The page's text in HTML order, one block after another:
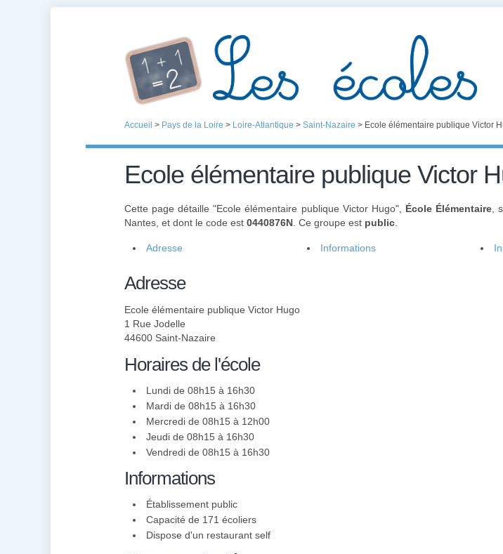
Accueil > Pays de la Loire > Loire-Atlantique > Saint-Nazaire > Ecole élémentaire publique Victor
Ecole élémentaire publique Victor
Cette page détaille "Ecole élémentaire publique Victor Hugo", École Élémentaire,
Nantes, et dont le code est 0440876N . Ce groupe est public
Adresse Informations
Adresse
Ecole élémentaire publique Victor Hugo
1 Rue Jodelle
44600 Saint-Nazaire
Horaires de l'école
Lundi de 08h15 à 16h30
Mardi de 08h15 à 16h30
Mercredi de 08h15 à 12h00
Jeudi de 08h15 à 16h30
Vendredi de 08h15 à 16h30
Informations
Établissement public
Capacité de 171 écoliers
Dispose d'un restaurant self